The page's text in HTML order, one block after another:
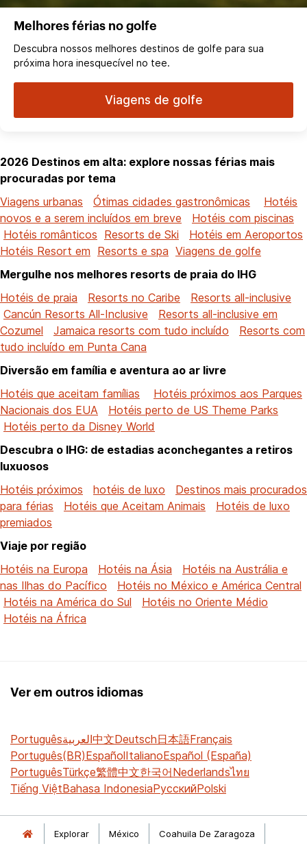
Melhores férias no golfe
Descubra nossos melhores destinos de golfe para sua
próxima hora inesquecível no tee.
Viagens de golfe
2026 Destinos em alta: explore nossas férias mais
procuradas por tema
Viagens urbanas
Ótimas cidades gastronômicas
Hotéis
novos e a serem incluídos em breve
Hotéis com piscinas
Hotéis românticos Resorts de Ski
Hotéis em Aeroportos
Hotéis Resort em Resorts e spa Viagens de golfe
Mergulhe nos melhores resorts de praia do IHG
Hotéis de praia
Resorts no Caribe
Resorts all-inclusive
Cancún Resorts All-Inclusive
Resorts all-inclusive em
Cozumel
Jamaica resorts com tudo incluído
Resorts com
tudo incluído em Punta Cana
Diversão em família e aventura ao ar livre
Hotéis que aceitam famílias
Hotéis próximos aos Parques
Nacionais dos EUA
Hotéis perto de US Theme Parks
Hotéis perto da Disney World
Descubra o IHG: de estadias aconchegantes a retiros
luxuosos
Hotéis próximos
hotéis de luxo
Destinos mais procurados
para férias
Hotéis que Aceitam Animais
Hotéis de luxo
premiados
Viaje por região
Hotéis na Europa
Hotéis na Ásia
Hotéis na Austrália e
nas Ilhas do Pacífico
Hotéis no México e América Central
Hotéis na América do Sul
Hotéis no Oriente Médio
Hotéis na África
Ver em outros idiomas
Portuguêsالعربية中文Deutsch日本語Français
Português(BR)EspañolItalianoEspañol (España)
PortuguêsTürkçe繁體中文한국어Nederlandsไทย
Tiếng ViệtBahasa IndonesiaРусскийPolski
Explorar México
Coahuila De Zaragoza